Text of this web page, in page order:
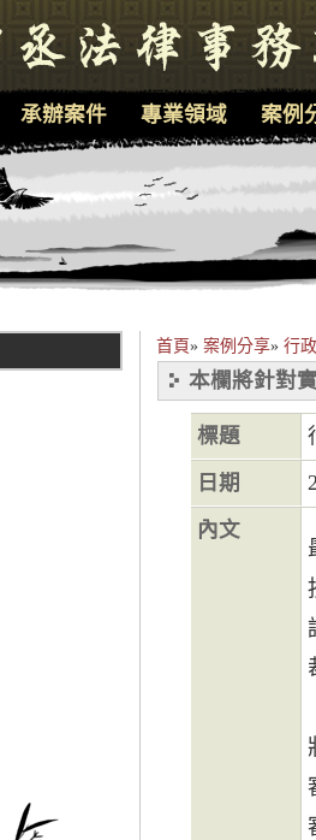
首頁» 案例分享» 行
本欄將針對
標題
日期
內文
承辦案件 專業領域 案例